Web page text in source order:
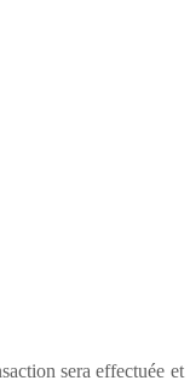
sera effectuée et